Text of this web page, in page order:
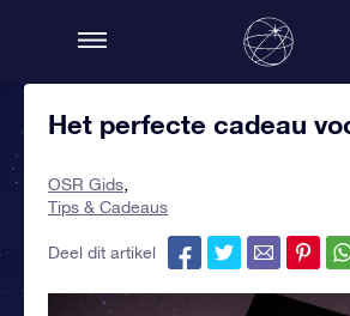
Het perfecte cadeau
OSR Gids
Tips & Cadeaus
Deel dit artikel